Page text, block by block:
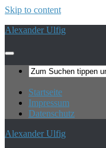
Skip to content
Alexander Ulfig
Startseite
Impressum
Datenschutz
Alexander Ulfig